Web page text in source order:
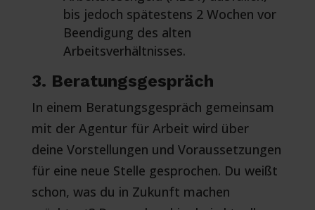
bis jedoch spätestens 2 Wochen vor
Beendigung des alten
Arbeitsverhältnisses.
3. Beratungsgespräch
In einem Beratungsgespräch gemeinsam
mit der Agentur für Arbeit wird über
deine Vorstellungen und Voraussetzungen
für eine neue Stelle gesprochen. Du weißt
schon, was du in Zukunft machen